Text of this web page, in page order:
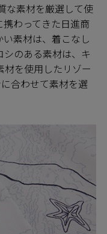
な素材を厳選して使
わってきた日進商
素材は、着こなし
のある素材は、キ
材を使用したリゾー
合わせて素材を選